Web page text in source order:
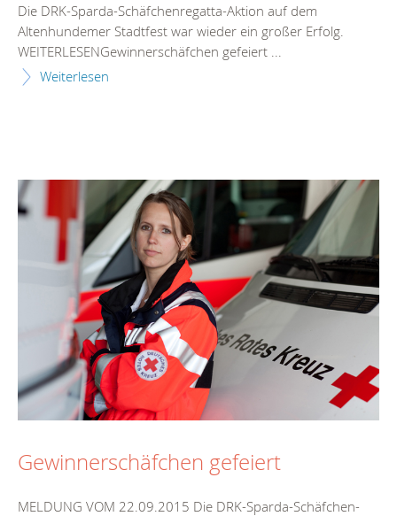
Die DRK-Sparda-Schäfchenregatta-Aktion auf dem
Altenhundemer Stadtfest war wieder ein großer Erfolg.
WEITERLESENGewinnerschäfchen gefeiert ...
Weiterlesen
Gewinnerschäfchen gefeiert
MELDUNG VOM 22.09.2015 Die DRK-Sparda-Schäfchen-